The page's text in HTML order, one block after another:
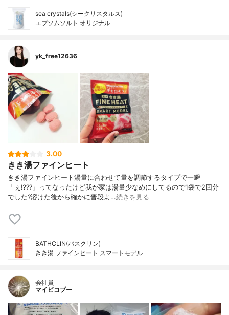
sea crystals(シークリスタルス)
エプソムソルト オリジナル
yk_free12636
3.00
きき湯ファインヒート
きき湯ファインヒート湯量に合わせて量を調節するタイプで一瞬
「ぇ⁉️??」ってなったけど我が家は湯量少なめにしてるので1袋で2回分
でした?溶けた後から確かに普段よ…続きを見る
BATHCLIN(バスクリン)
きき湯 ファインヒート スマートモデル
会社員
マイピコブー